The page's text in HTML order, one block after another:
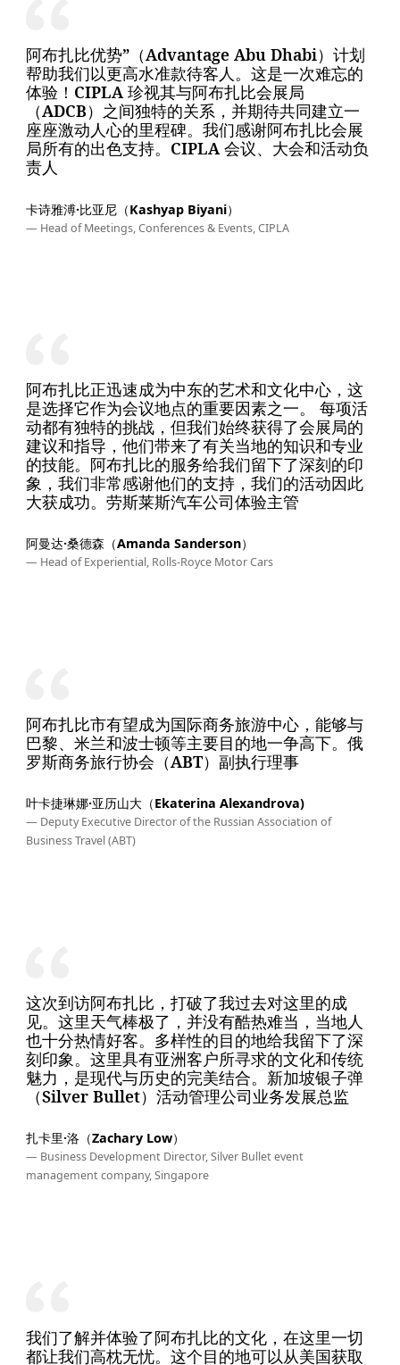
阿布扎比优势”（Advantage Abu Dhabi）计划
帮助我们以更高水准款待客人。这是一次难忘的
体验！CIPLA 珍视其与阿布扎比会展局
（ADCB）之间独特的关系，并期待共同建立一
座座激动人心的里程碑。我们感谢阿布扎比会展
局所有的出色支持。CIPLA 会议、大会和活动负
责人
卡诗雅溥·比亚尼（Kashyap Biyani）
— Head of Meetings, Conferences & Events, CIPLA
阿布扎比正迅速成为中东的艺术和文化中心，这
是选择它作为会议地点的重要因素之一。 每项活
动都有独特的挑战，但我们始终获得了会展局的
建议和指导，他们带来了有关当地的知识和专业
的技能。阿布扎比的服务给我们留下了深刻的印
象，我们非常感谢他们的支持，我们的活动因此
大获成功。劳斯莱斯汽车公司体验主管
阿曼达·桑德森（Amanda Sanderson）
— Head of Experiential, Rolls-Royce Motor Cars
阿布扎比市有望成为国际商务旅游中心，能够与
巴黎、米兰和波士顿等主要目的地一争高下。俄
罗斯商务旅行协会（ABT）副执行理事
叶卡捷琳娜·亚历山大（Ekaterina Alexandrova)
— Deputy Executive Director of the Russian Association of
Business Travel (ABT)
这次到访阿布扎比，打破了我过去对这里的成
见。这里天气棒极了，并没有酷热难当，当地人
也十分热情好客。多样性的目的地给我留下了深
刻印象。这里具有亚洲客户所寻求的文化和传统
魅力，是现代与历史的完美结合。新加坡银子弹
（Silver Bullet）活动管理公司业务发展总监
扎卡里·洛（Zachary Low）
— Business Development Director, Silver Bullet event
management company, Singapore
我们了解并体验了阿布扎比的文化，在这里一切
都让我们高枕无忧。这个目的地可以从美国获取